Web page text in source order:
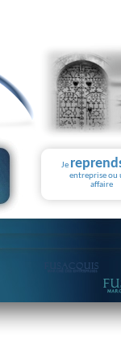
Je
entreprise ou
affaire